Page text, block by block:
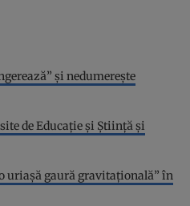
și nedumerește
de Educație și Știință și
uriașă gaură gravitațională” în